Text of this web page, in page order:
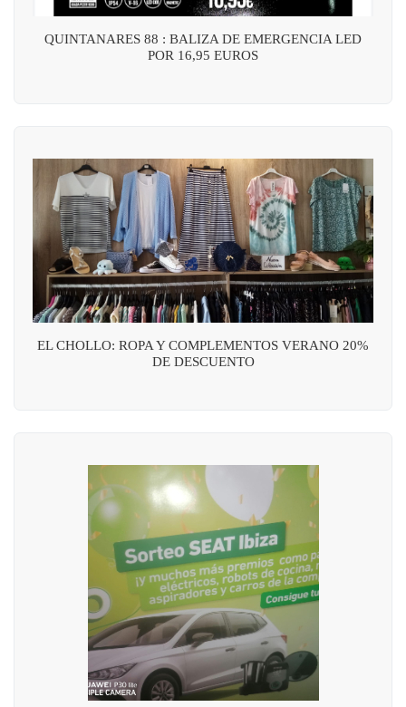
QUINTANARES 88 : BALIZA DE EMERGENCIA LED
POR 16,95 EUROS
EL CHOLLO: ROPA Y COMPLEMENTOS VERANO 20%
DE DESCUENTO